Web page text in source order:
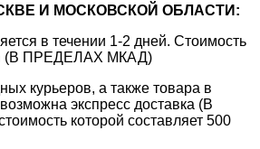
И МОСКОВСКОЙ ОБЛАСТИ:
в течении 1-2 дней. Стоимость
(В ПРЕДЕЛАХ МКАД)
курьеров, а также товара в
экспресс доставка (В
которой составляет 500